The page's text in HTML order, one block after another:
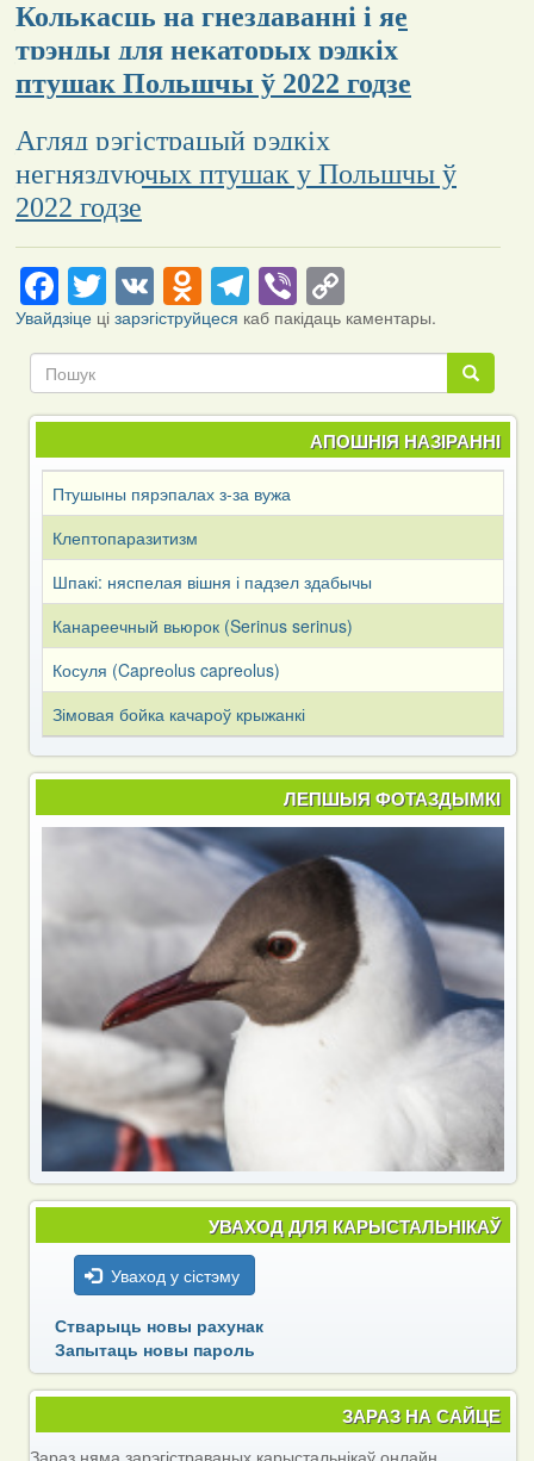
Колькасць на гнездаванні і яе
трэнды для некаторых рэдкіх
птушак Польшчы ў 2022 годзе
Агляд рэгістрацый рэдкіх
негняздуючых птушак у Польшчы ў
2022 годзе
Facebook
Twitter
VKOdnoklassniki
Telegram
ViberCopy
Link
Увайдзіцеці зарэгіструйцеся каб пакідаць каментары.
Пошук
Пошук
АПОШНІЯ НАЗІРАННІ
Птушыны пярэпалах з-за вужа
Клептопаразитизм
Шпакі: няспелая вішня і падзел здабычы
Канареечный вьюрок (Serinus serinus)
Косуля (Capreоlus capreоlus)
Зімовая бойка качароў крыжанкі
ЛЕПШЫЯ ФОТАЗДЫМКІ
УВАХОД ДЛЯ КАРЫСТАЛЬНІКАЎ
Уваход у сістэму
Стварыць новы рахунак
Запытаць новы пароль
ЗАРАЗ НА САЙЦЕ
Зараз няма зарэгістраваных карыстальнікаў онлайн.